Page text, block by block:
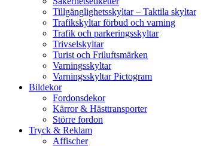
Tillgänglighetsskyltar – Taktila skyltar
Trafikskyltar förbud och varning
Trafik och parkeringsskyltar
Trivselskyltar
Turist och Friluftsmärken
Varningsskyltar
Varningsskyltar Pictogram
Bildekor
Fordonsdekor
Kärror & Hästtransporter
Större fordon
Tryck & Reklam
Affischer